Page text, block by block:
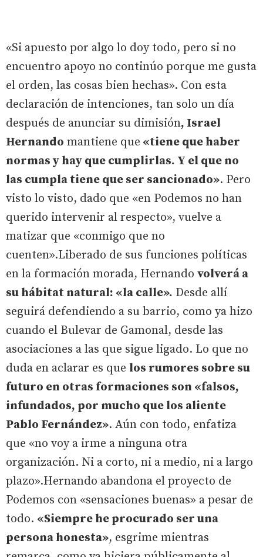
«Si apuesto por algo lo doy todo, pero si no
encuentro apoyo no continúo porque me gusta
el orden, las cosas bien hechas». Con esta
declaración de intenciones, tan solo un día
después de anunciar su dimisión, Israel
Hernando mantiene que «tiene que haber
normas y hay que cumplirlas. Y el que no
las cumpla tiene que ser sancionado». Pero
visto lo visto, dado que «en Podemos no han
querido intervenir al respecto», vuelve a
matizar que «conmigo que no
cuenten».Liberado de sus funciones políticas
en la formación morada, Hernando volverá a
su hábitat natural: «la calle». Desde allí
seguirá defendiendo a su barrio, como ya hizo
cuando el Bulevar de Gamonal, desde las
asociaciones a las que sigue ligado. Lo que no
duda en aclarar es que los rumores sobre su
futuro en otras formaciones son «falsos,
infundados, por mucho que los aliente
Pablo Fernández». Aún con todo, enfatiza
que «no voy a irme a ninguna otra
organización. Ni a corto, ni a medio, ni a largo
plazo».Hernando abandona el proyecto de
Podemos con «sensaciones buenas» a pesar de
todo. «Siempre he procurado ser una
persona honesta», esgrime mientras